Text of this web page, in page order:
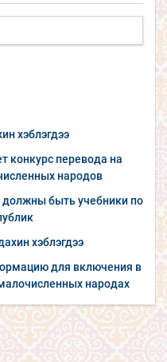
хэблэгдээ
конкурс перевода на
народов
быть учебники по
хэблэгдээ
для включения в
народах